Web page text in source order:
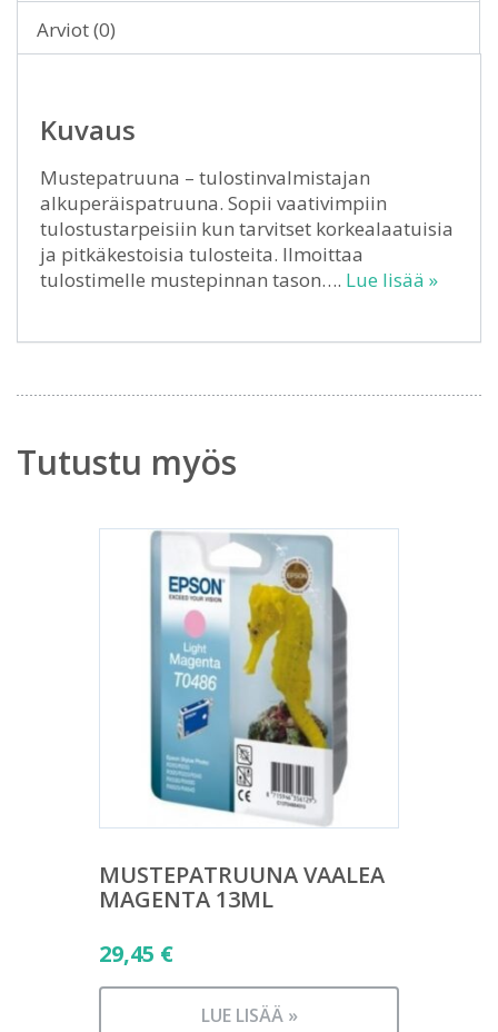
Arviot (0)
Kuvaus
Mustepatruuna – tulostinvalmistajan
alkuperäispatruuna. Sopii vaativimpiin
tulostustarpeisiin kun tarvitset korkealaatuisia
ja pitkäkestoisia tulosteita. Ilmoittaa
tulostimelle mustepinnan tason…. Lue lisää »
Tutustu myös
MUSTEPATRUUNA VAALEA
MAGENTA 13ML
29,45 €
LUE LISÄÄ »